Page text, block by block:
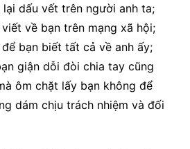
dấu vết trên người anh ta;
về bạn trên mạng xã hội;
bạn biết tất cả về anh ấy;
giận dỗi đòi chia tay cũng
ôm chặt lấy bạn không để
dám chịu trách nhiệm và đối